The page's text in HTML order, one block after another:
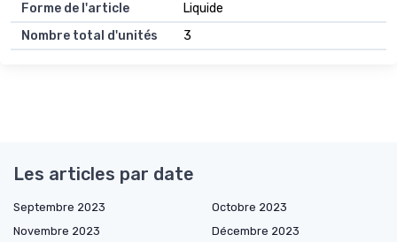
Forme de l'article
Liquide
Nombre total d'unités
3
Les articles par date
Septembre 2023
Octobre 2023
Novembre 2023
Décembre 2023